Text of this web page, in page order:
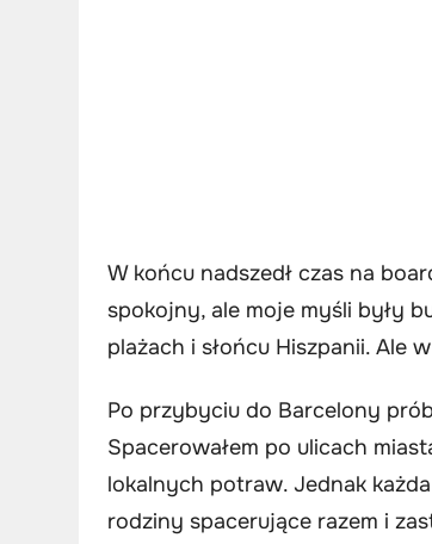
W końcu nadszedł czas na
spokojny, ale moje myśli były
plażach i słońcu Hiszpanii. Ale
Po przybyciu do Barcelony
Spacerowałem po ulicach
lokalnych potraw. Jednak
rodziny spacerujące razem i